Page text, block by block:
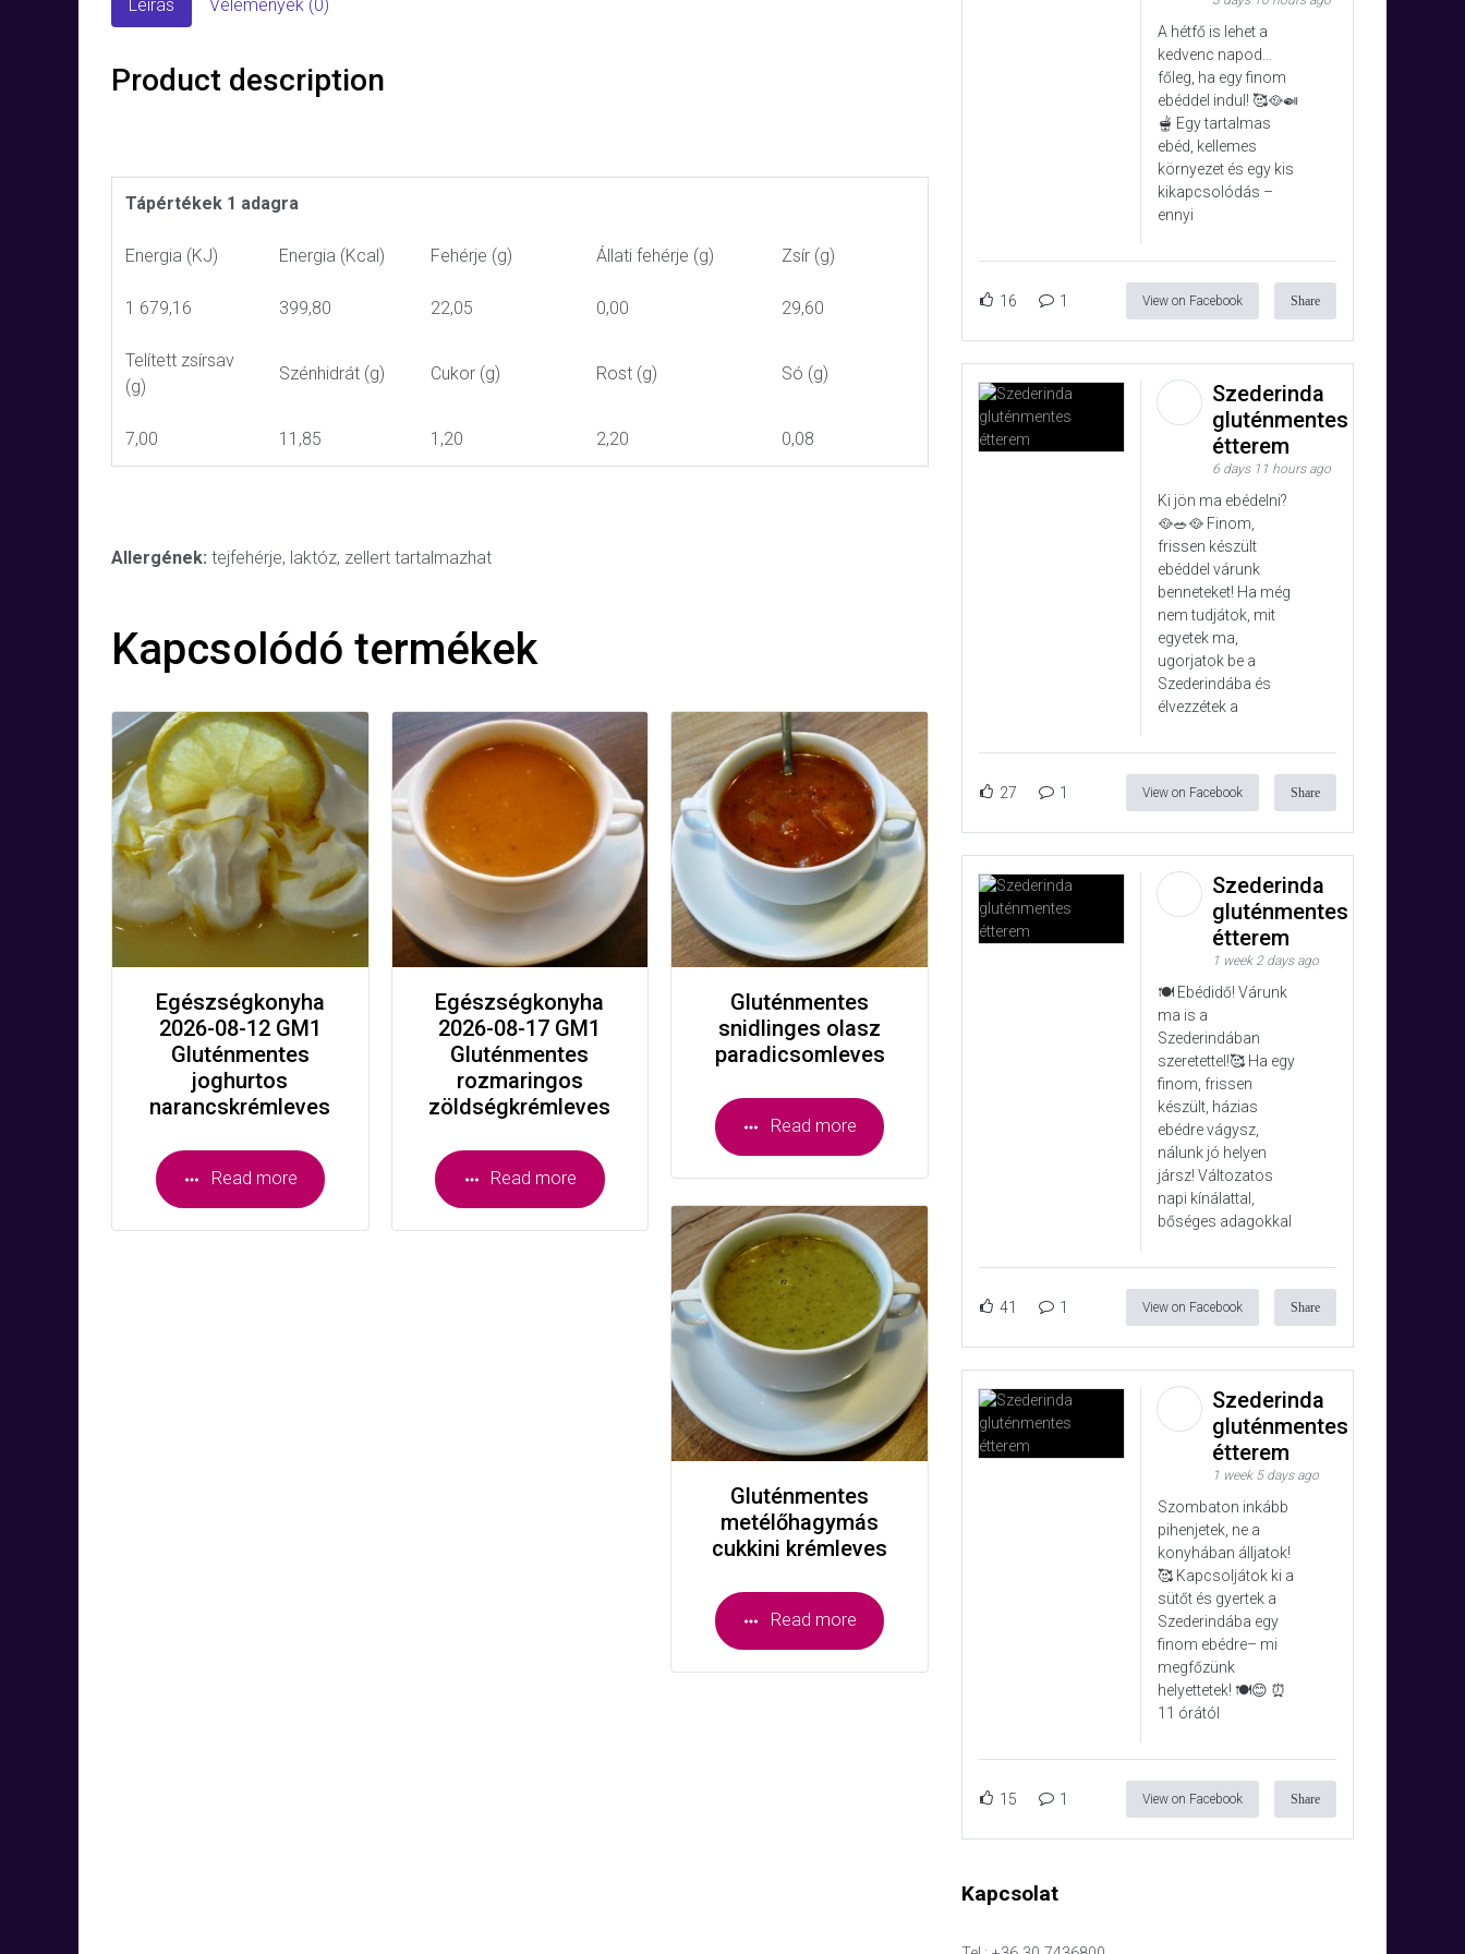
Leírás Vélemények (0)
Product description
Tápértékek 1 adagra
Energia (KJ) Energia (Kcal) Fehérje (g) Állati fehérje (g) Zsír (g)
1 679,16 399,80 22,05 0,00 29,60
Telített zsírsav
(g)
Szénhidrát (g) Cukor (g) Rost (g) Só (g)
7,00 11,85 1,20 2,20 0,08
Allergének: tejfehérje, laktóz, zellert tartalmazhat
Kapcsolódó termékek
Egészségkonyha
2026-08-12 GM1
Gluténmentes
joghurtos
narancskrémleves
Read more
Egészségkonyha
2026-08-17 GM1
Gluténmentes
rozmaringos
zöldségkrémleves
Read more
Gluténmentes
snidlinges olasz
paradicsomleves
Read more
Gluténmentes
metélőhagymás
cukkini krémleves
Read more
A hétfő is lehet a
kedvenc napod…
főleg, ha egy finom
ebéddel indul! 🥰🥘🍛
🫕 Egy tartalmas
ebéd, kellemes
környezet és egy kis
kikapcsolódás –
ennyi
16 1 View on Facebook Share
Szederinda
gluténmentes
étterem
6 days 11 hours ago
Ki jön ma ebédelni?
🥘🥗🥘 Finom,
frissen készült
ebéddel várunk
benneteket! Ha még
nem tudjátok, mit
egyetek ma,
ugorjatok be a
Szederindába és
élvezzétek a
27 1 View on Facebook Share
Szederinda
gluténmentes
étterem
1 week 2 days ago
🍽️ Ebédidő! Várunk
ma is a
Szederindában
szeretettel!🥰 Ha egy
finom, frissen
készült, házias
ebédre vágysz,
nálunk jó helyen
jársz! Változatos
napi kínálattal,
bőséges adagokkal
41 1 View on Facebook Share
Szederinda
gluténmentes
étterem
1 week 5 days ago
Szombaton inkább
pihenjetek, ne a
konyhában álljatok!
🥰 Kapcsoljátok ki a
sütőt és gyertek a
Szederindába egy
finom ebédre– mi
megfőzünk
helyettetek! 🍽️😊 ⏰
11 órától
15 1 View on Facebook Share
Kapcsolat